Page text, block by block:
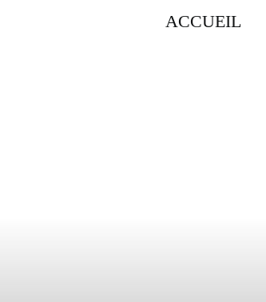
ACCUEIL